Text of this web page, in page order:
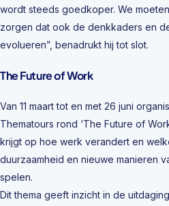
wordt steeds goedkoper. We
zorgen dat ook de denkkaders en
evolueren”, benadrukt hij tot slot.
The Future of Work
Van 11 maart tot en met 26 juni
Thematours rond ‘The Future of
krijgt op hoe werk verandert en
duurzaamheid en nieuwe manieren
spelen.
Dit thema geeft inzicht in de